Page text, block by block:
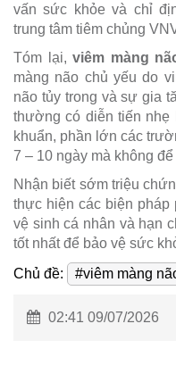
vấn sức khỏe và chỉ
trung tâm tiêm chủng
Tóm lại, viêm màng
màng não chủ yếu do
não tủy trong và sự gia
thường có diễn tiến
khuẩn, phần lớn các
7 – 10 ngày mà không
Nhận biết sớm triệu
thực hiện các biện
vệ sinh cá nhân và hạn
tốt nhất để bảo vệ sức
Chủ đề:
#viêm màng
02:41 09/07/2026